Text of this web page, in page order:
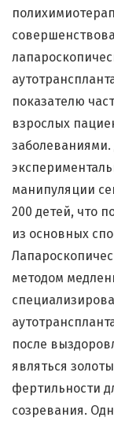
показателю
взрослых
заболеваниями.
манипуляции
200 детей, что
из основных
методом
после
являться
фертильности
созревания.